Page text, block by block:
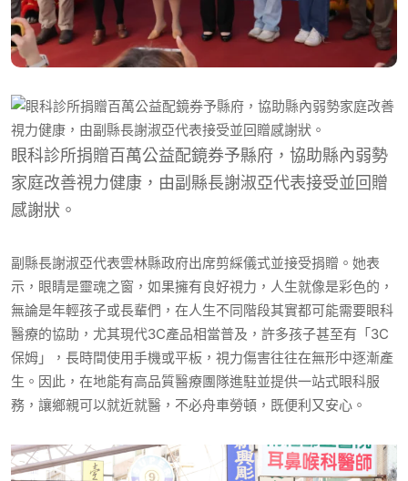
眼科診所捐贈百萬公益配鏡券予縣府，協助縣內弱勢
家庭改善視力健康，由副縣長謝淑亞代表接受並回贈
感謝狀。
副縣長謝淑亞代表雲林縣政府出席剪綵儀式並接受捐贈。她表
示，眼睛是靈魂之窗，如果擁有良好視力，人生就像是彩色的，
無論是年輕孩子或長輩們，在人生不同階段其實都可能需要眼科
醫療的協助，尤其現代3C產品相當普及，許多孩子甚至有「3C
保姆」，長時間使用手機或平板，視力傷害往往在無形中逐漸產
生。因此，在地能有高品質醫療團隊進駐並提供一站式眼科服
務，讓鄉親可以就近就醫，不必舟車勞頓，既便利又安心。